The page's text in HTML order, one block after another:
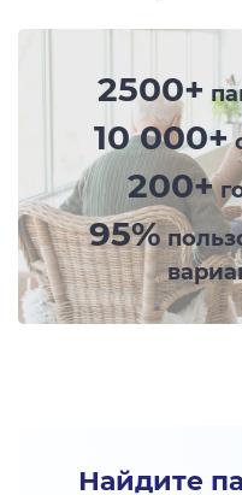
2500+
10 000+
200+
95%
Найдите